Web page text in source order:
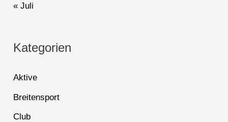
« Juli
Kategorien
Aktive
Breitensport
Club